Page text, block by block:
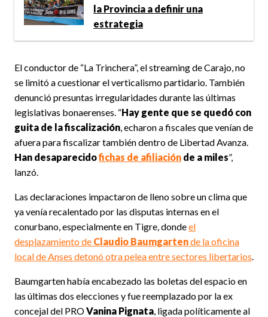
la Provincia a definir una
estrategia
El conductor de “La Trinchera”, el streaming de Carajo, no
se limitó a cuestionar el verticalismo partidario. También
denunció presuntas irregularidades durante las últimas
legislativas bonaerenses. “Hay gente que se quedó con
guita de la fiscalización , echaron a fiscales que venían de
afuera para fiscalizar también dentro de Libertad Avanza.
Han desaparecidofichas de afiliación de a miles”,
lanzó.
Las declaraciones impactaron de lleno sobre un clima que
ya venía recalentado por las disputas internas en el
conurbano, especialmente en Tigre, dondeel
desplazamiento de Claudio Baumgartende la oficina
local de Anses detonó otra pelea entre sectores libertarios
Baumgarten había encabezado las boletas del espacio en
las últimas dos elecciones y fue reemplazado por la ex
concejal del PROVanina Pignata , ligada políticamente al